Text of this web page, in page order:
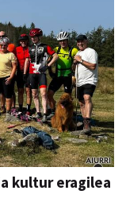
kultur eragilea